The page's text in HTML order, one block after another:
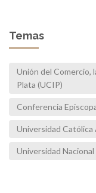
Temas
Unión del Comercio,
Plata (UCIP)
Conferencia
Universidad Católica
Universidad